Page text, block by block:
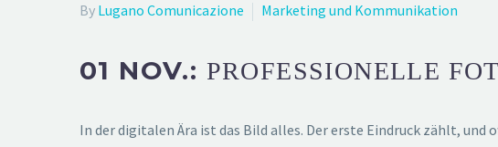
By Lugano Comunicazione Marketing und Kommunikation
01 NOV.: PROFESSIONELLE
In der digitalen Ära ist das Bild alles. Der erste Eindruck zählt,